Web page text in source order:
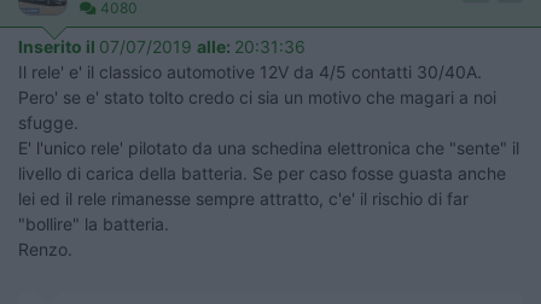
4080
Inserito il 07/07/2019 alle: 20:31:36
Il rele' e' il classico automotive 12V da 4/5 contatti 30/40A.
Pero' se e' stato tolto credo ci sia un motivo che magari a noi
sfugge.
E' l'unico rele' pilotato da una schedina elettronica che "sente" il
livello di carica della batteria. Se per caso fosse guasta anche
lei ed il rele rimanesse sempre attratto, c'e' il rischio di far
"bollire" la batteria.
Renzo.